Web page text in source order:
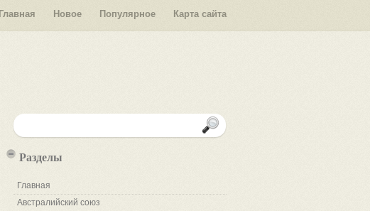
Главная Новое Популярное Карта сайта
Разделы
Главная
Австралийский союз